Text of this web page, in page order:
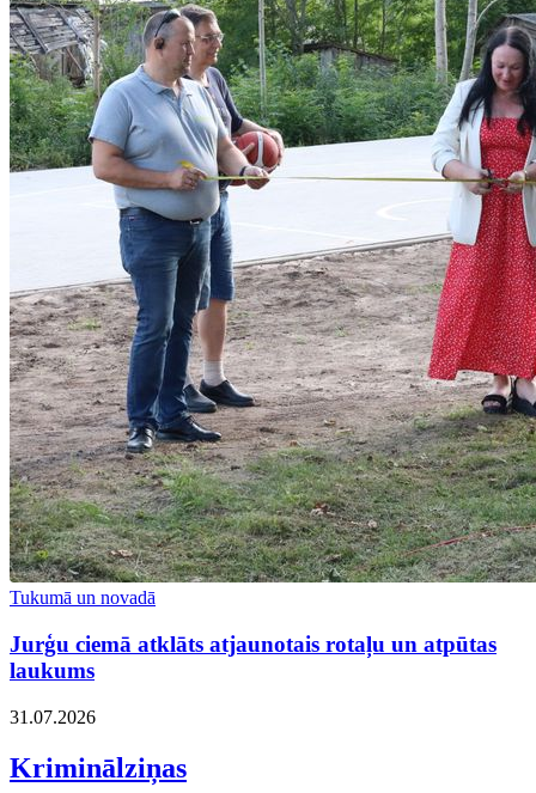
Tukumā un novadā
Jurģu ciemā atklāts atjaunotais rotaļu un atpūtas
laukums
31.07.2026
Kriminālziņas